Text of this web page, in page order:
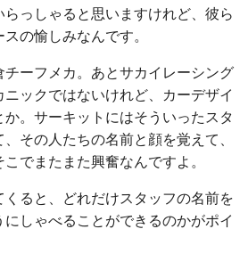
っしゃると思いますけれど、彼ら
の愉しみなんです。
ーフメカ。あとサカイレーシング
ックではないけれど、カーデザイ
。サーキットにはそういったスタ
その人たちの名前と顔を覚えて、
でまたまた興奮なんですよ。
くると、どれだけスタッフの名前を
しゃべることができるのかがポイ